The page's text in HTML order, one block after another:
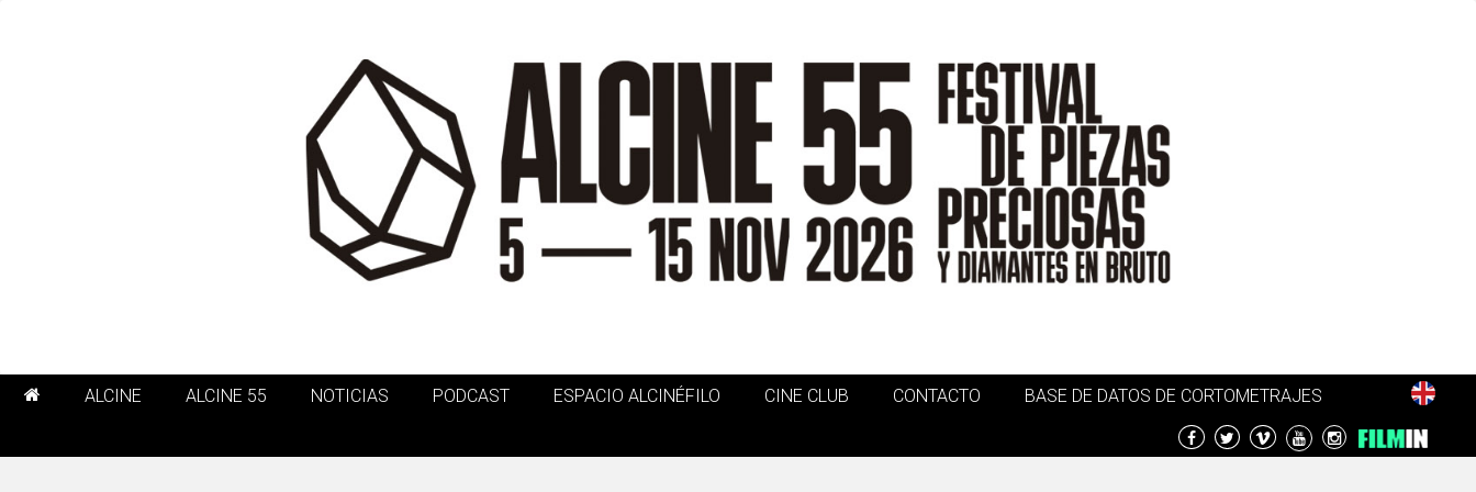
ALCINE ALCINE 55 NOTICIAS PODCAST ESPACIO ALCINÉFILO CINE CLUB CONTACTO BASE DE DATOS DE CORTOMETRAJES